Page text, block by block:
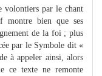
volontiers par le chant
montre bien que ses
de la foi ; plus
par le Symbole dit «
à appeler ainsi, alors
ce texte ne remonte